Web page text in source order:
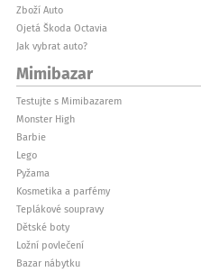
Zboží Auto
Ojetá Škoda Octavia
Jak vybrat auto?
Mimibazar
Testujte s Mimibazarem
Monster High
Barbie
Lego
Pyžama
Kosmetika a parfémy
Teplákové soupravy
Dětské boty
Ložní povlečení
Bazar nábytku